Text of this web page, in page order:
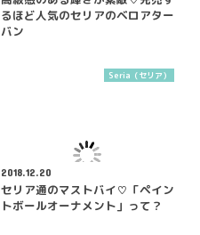
るほど人気のセリアのベロアター
バン
Seria（セリア）
2018.12.20
セリア通のマストバイ♡「ペイン
トボールオーナメント」って？